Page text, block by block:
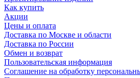
Как купить
Акции
Цены и оплата
Доставка по Москве и области
Доставка по России
Обмен и возврат
Пользовательская информация
Соглашение на обработку